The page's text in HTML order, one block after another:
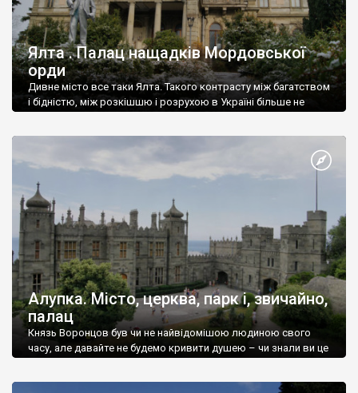
Ялта . Палац нащадків Мордовської
орди
Дивне місто все таки Ялта. Такого контрасту між багатством
і бідністю, між розкішшю і розрухою в Україні більше не
Алупка. Місто, церква, парк і, звичайно,
палац
Князь Воронцов був чи не найвідомішою людиною свого
часу, але давайте не будемо кривити душею – чи знали ви це